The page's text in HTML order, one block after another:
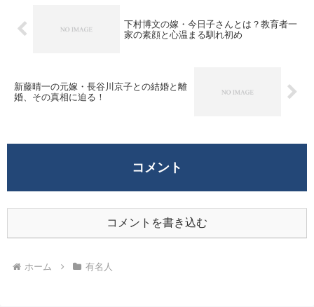
下村博文の嫁・今日子さんとは？教育者一
家の素顔と心温まる馴れ初め
新藤晴一の元嫁・長谷川京子との結婚と離
婚、その真相に迫る！
コメント
コメントを書き込む
ホーム 有名人